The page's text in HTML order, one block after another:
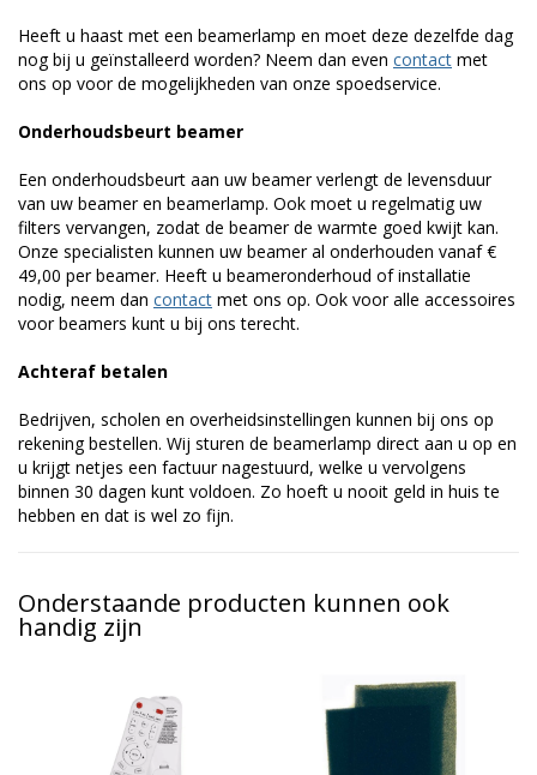
Heeft u haast met een beamerlamp en moet deze dezelfde dag
nog bij u geïnstalleerd worden? Neem dan even contact met
ons op voor de mogelijkheden van onze spoedservice.
Onderhoudsbeurt beamer
Een onderhoudsbeurt aan uw beamer verlengt de levensduur
van uw beamer en beamerlamp. Ook moet u regelmatig uw
filters vervangen, zodat de beamer de warmte goed kwijt kan.
Onze specialisten kunnen uw beamer al onderhouden vanaf €
49,00 per beamer. Heeft u beameronderhoud of installatie
nodig, neem dan contact met ons op. Ook voor alle accessoires
voor beamers kunt u bij ons terecht.
Achteraf betalen
Bedrijven, scholen en overheidsinstellingen kunnen bij ons op
rekening bestellen. Wij sturen de beamerlamp direct aan u op en
u krijgt netjes een factuur nagestuurd, welke u vervolgens
binnen 30 dagen kunt voldoen. Zo hoeft u nooit geld in huis te
hebben en dat is wel zo fijn.
Onderstaande producten kunnen ook
handig zijn